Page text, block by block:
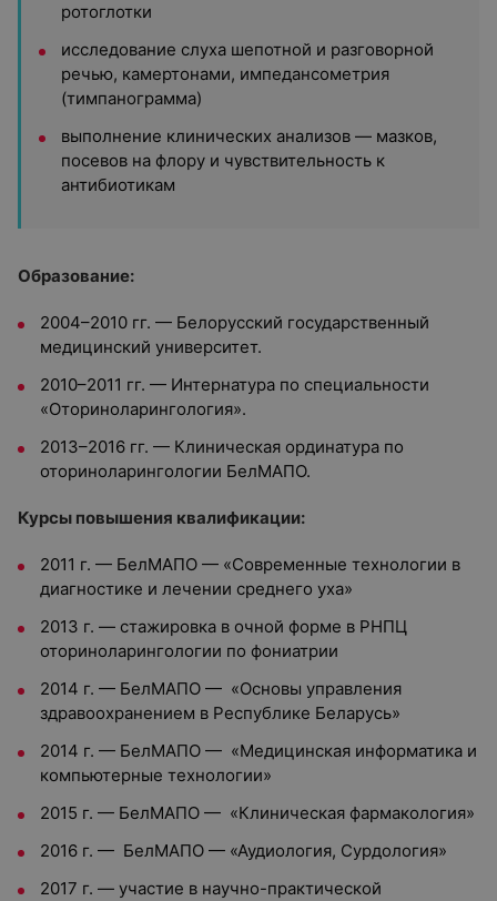
ротоглотки
исследование слуха шепотной и разговорной
речью, камертонами, импедансометрия
(тимпанограмма)
выполнение клинических анализов — мазков,
посевов на флору и чувствительность к
антибиотикам
Образование:
2004–2010 гг. — Белорусский государственный
медицинский университет.
2010–2011 гг. — Интернатура по специальности
«Оториноларингология».
2013–2016 гг. — Клиническая ординатура по
оториноларингологии БелМАПО.
Курсы повышения квалификации:
2011 г. — БелМАПО — «Современные технологии в
диагностике и лечении среднего уха»
2013 г. — стажировка в очной форме в РНПЦ
оториноларингологии по фониатрии
2014 г. — БелМАПО — «Основы управления
здравоохранением в Республике Беларусь»
2014 г. — БелМАПО — «Медицинская информатика и
компьютерные технологии»
2015 г. — БелМАПО — «Клиническая фармакология»
2016 г. — БелМАПО — «Аудиология, Сурдология»
2017 г. — участие в научно-практической